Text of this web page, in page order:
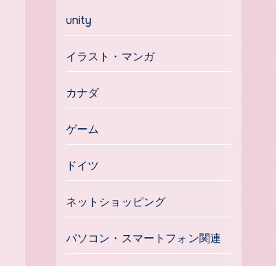
unity
イラスト・マンガ
カナダ
ゲーム
ドイツ
ネットショッピング
パソコン・スマートフォン関連